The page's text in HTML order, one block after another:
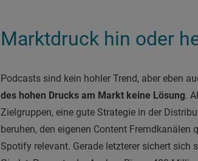
Marktdruck hin oder
Podcasts sind kein hohler Trend, aber eben
des hohen Drucks am Markt keine Lösung.
Zielgruppen, eine gute Strategie in der
beruhen, den eigenen Content
Spotify relevant. Gerade letzterer sichert